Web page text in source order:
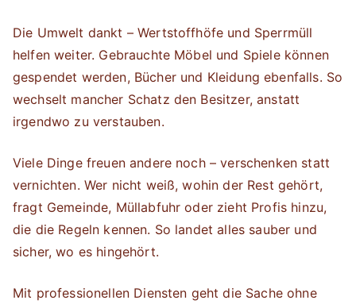
Die Umwelt dankt – Wertstoffhöfe und Sperrmüll
helfen weiter. Gebrauchte Möbel und Spiele können
gespendet werden, Bücher und Kleidung ebenfalls. So
wechselt mancher Schatz den Besitzer, anstatt
irgendwo zu verstauben.
Viele Dinge freuen andere noch – verschenken statt
vernichten. Wer nicht weiß, wohin der Rest gehört,
fragt Gemeinde, Müllabfuhr oder zieht Profis hinzu,
die die Regeln kennen. So landet alles sauber und
sicher, wo es hingehört.
Mit professionellen Diensten geht die Sache ohne